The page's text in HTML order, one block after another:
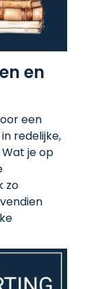
en
een
redelijke,
je op
zo